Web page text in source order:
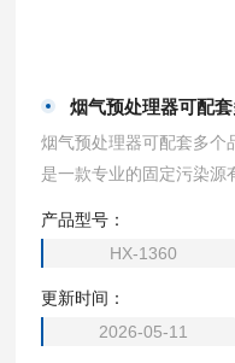
烟气预处理器可配
烟气预处理器可配套多个
是一款专业的固定污染源
套，对工况湿烟气开展滤
程处理。采用一体设计与
除水效率高、烟气成分损
采样标准，能有效提升
产品型号：
HX-1360
更新时间：
2026-05-11